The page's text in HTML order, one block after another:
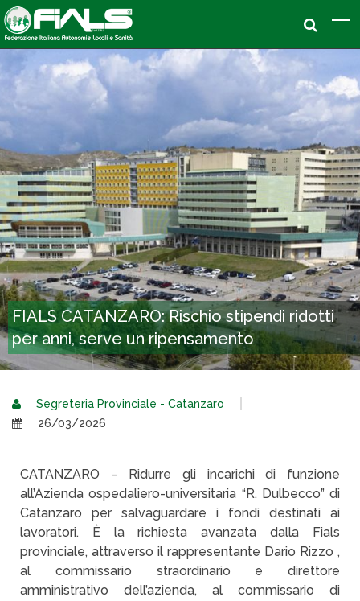
FIALS CATANZARO: Rischio stipendi ridotti
per anni, serve un ripensamento
Segreteria Provinciale - Catanzaro
26/03/2026
CATANZARO – Ridurre gli incarichi di funzione
all’Azienda ospedaliero-universitaria “R. Dulbecco” di
Catanzaro per salvaguardare i fondi destinati ai
lavoratori. È la richiesta avanzata dalla Fials
provinciale, attraverso il rappresentante Dario Rizzo ,
al commissario straordinario e direttore
amministrativo dell’azienda, al commissario di